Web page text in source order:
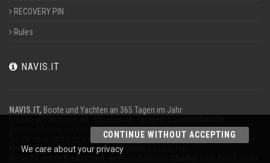
RECOVERY PIN
Rules
NAVIS.IT
NAVIS.IT, Boote und Yachten an 365 Tagen im Jahr
Schlauchboote, nautischen Geräten zu verkaufen.
Suche neue und gebrauchte Boote in unserer Datenbank oder sogar eine
Kleinanzeige, um Ihr Boot völlig kostenlos verkaufen.
CONTINUE WITHOUT ACCEPTING
We care about your privacy